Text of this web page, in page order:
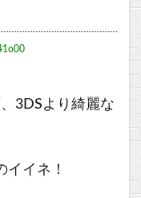
3DSより綺麗な
イネ！